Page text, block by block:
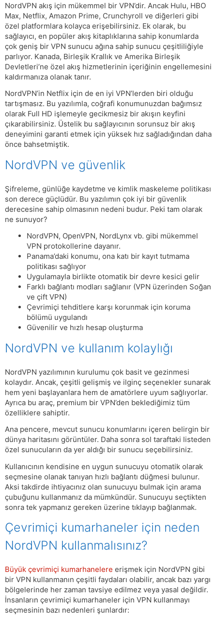
NordVPN akış için mükemmel bir VPN’dir. Ancak Hulu, HBO
Max, Netflix, Amazon Prime, Crunchyroll ve diğerleri gibi
özel platformlara kolayca erişebilirsiniz. Ek olarak, bu
sağlayıcı, en popüler akış kitaplıklarına sahip konumlarda
çok geniş bir VPN sunucu ağına sahip sunucu çeşitliliğiyle
parlıyor. Kanada, Birleşik Krallık ve Amerika Birleşik
Devletleri’ne özel akış hizmetlerinin içeriğinin engellemesini
kaldırmanıza olanak tanır.
NordVPN’in Netflix için de en iyi VPN’lerden biri olduğu
tartışmasız. Bu yazılımla, coğrafi konumunuzdan bağımsız
olarak Full HD işlemeyle gecikmesiz bir akışın keyfini
çıkarabilirsiniz. Üstelik bu sağlayıcının sorunsuz bir akış
deneyimini garanti etmek için yüksek hız sağladığından daha
önce bahsetmiştik.
NordVPN ve güvenlik
Şifreleme, günlüğe kaydetme ve kimlik maskeleme politikası
son derece güçlüdür. Bu yazılımın çok iyi bir güvenlik
derecesine sahip olmasının nedeni budur. Peki tam olarak
ne sunuyor?
NordVPN, OpenVPN, NordLynx vb. gibi mükemmel
VPN protokollerine dayanır.
Panama’daki konumu, ona katı bir kayıt tutmama
politikası sağlıyor
Uygulamayla birlikte otomatik bir devre kesici gelir
Farklı bağlantı modları sağlanır (VPN üzerinden Soğan
ve çift VPN)
Çevrimiçi tehditlere karşı korunmak için koruma
bölümü uygulandı
Güvenilir ve hızlı hesap oluşturma
NordVPN ve kullanım kolaylığı
NordVPN yazılımının kurulumu çok basit ve gezinmesi
kolaydır. Ancak, çeşitli gelişmiş ve ilginç seçenekler sunarak
hem yeni başlayanlara hem de amatörlere uyum sağlıyorlar.
Ayrıca bu araç, premium bir VPN’den beklediğimiz tüm
özelliklere sahiptir.
Ana pencere, mevcut sunucu konumlarını içeren belirgin bir
dünya haritasını görüntüler. Daha sonra sol taraftaki listeden
özel sunucuların da yer aldığı bir sunucu seçebilirsiniz.
Kullanıcının kendisine en uygun sunucuyu otomatik olarak
seçmesine olanak tanıyan hızlı bağlantı düğmesi bulunur.
Aksi takdirde ihtiyacınız olan sunucuyu bulmak için arama
çubuğunu kullanmanız da mümkündür. Sunucuyu seçtikten
sonra tek yapmanız gereken üzerine tıklayıp bağlanmak.
Çevrimiçi kumarhaneler için neden
NordVPN kullanmalısınız?
Büyük çevrimiçi kumarhanelere erişmek için NordVPN gibi
bir VPN kullanmanın çeşitli faydaları olabilir, ancak bazı yargı
bölgelerinde her zaman tavsiye edilmez veya yasal değildir.
İnsanların çevrimiçi kumarhaneler için VPN kullanmayı
seçmesinin bazı nedenleri şunlardır: